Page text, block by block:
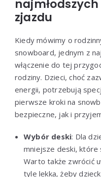
zjazdu
Kiedy mówimy o
snowboard, jednym z
włączenie do tej
rodziny. Dzieci, choć
energii, potrzebują
pierwsze kroki na
bezpieczne, jak i
Wybór deski: Dla
mniejsze deski, które
Warto także zwrócić
tyle lekka, żeby